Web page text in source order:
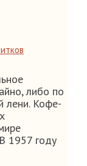
либо по
лени. Кофе-
1957 году